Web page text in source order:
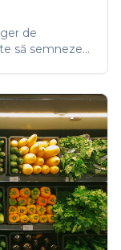
de
să semneze